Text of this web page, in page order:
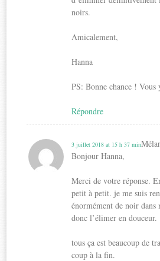
noirs.
Amicalement,
Hanna
PS: Bonne chance ! Vous
Répondre
3 juillet 2018 at 15 h 37 min
Bonjour Hanna,
Merci de votre réponse.
petit à petit. je me suis
énormément de noir dans
donc l’élimer en douceur.
tous ça est beaucoup de
coup à la fin.